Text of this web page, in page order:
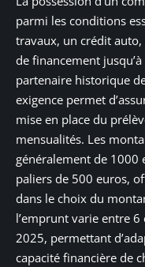
parmi les conditions
travaux, un crédit
de financement
partenaire historique
exigence permet
mise en place du
mensualités. Les
généralement de 1000
paliers de 500 euros,
dans le choix du
l’emprunt varie entre
2025, permettant
capacité financière de